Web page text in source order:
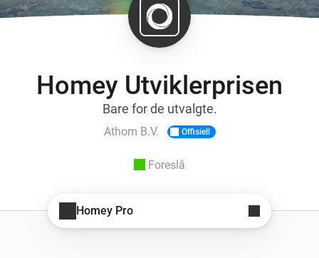
Homey Utviklerprisen
Bare for de utvalgte.
Athom B.V. Offisiell
Foreslå
Homey Pro